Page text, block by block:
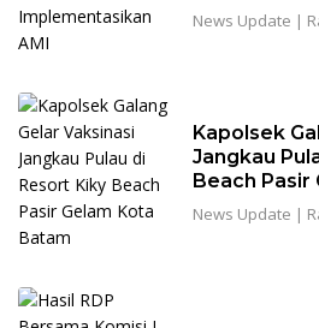
News Update |
Kapolsek
Jangkau
Beach Pasir
News Update |